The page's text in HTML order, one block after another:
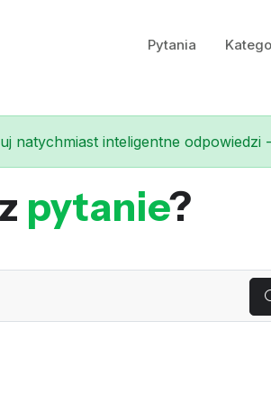
Pytania
natychmiast inteligentne odpowiedzi
pytanie?